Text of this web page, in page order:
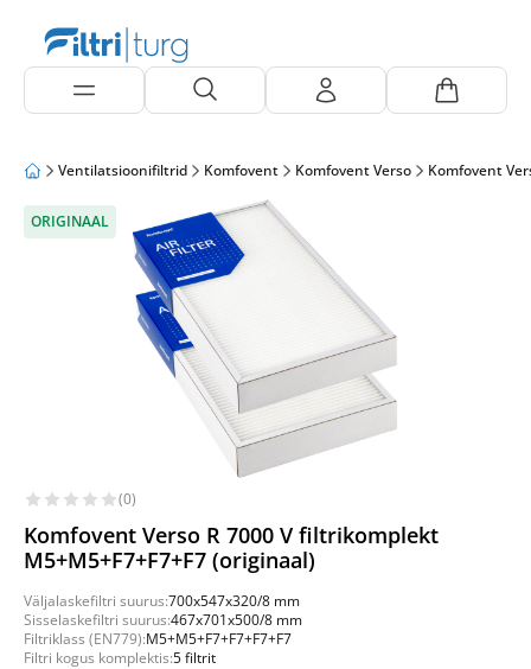
Ventilatsioonifiltrid Komfovent Komfovent Verso Komfovent
ORIGINAAL
(0)
Komfovent Verso R 7000 V filtrikomplekt
M5+M5+F7+F7+F7 (originaal)
Väljalaskefiltri suurus:700x547x320/8 mm
Sisselaskefiltri suurus:467x701x500/8 mm
Filtriklass (EN779):M5+M5+F7+F7+F7+F7
Filtri kogus komplektis:5 filtrit